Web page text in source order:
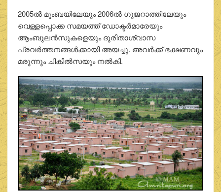
2005ല്‍ മുംബയിലേയും 2006ല്‍ ഗുജറാത്തിലേയും
വെള്ളപ്പൊക്ക സമയത്ത് ഡോക്ടര്‍മാരേയും
ആംബുലന്‍സുകളെയും ദുരിതാശ്വാസ
പ്രവര്‍ത്തനങ്ങള്‍ക്കായി അയച്ചു. അവര്‍ക്ക് ഭക്ഷണവും
മരുന്നും ചികില്‍സയും നല്‍കി.